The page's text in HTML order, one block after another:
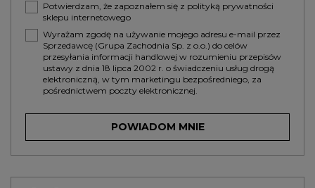
Potwierdzam, że zapoznałem się z polityką prywatności
sklepu internetowego
Wyrażam zgodę na używanie mojego adresu e-mail przez
Sprzedawcę (Grupa Zachodnia Sp. z o.o.) do celów
przesyłania informacji handlowej w rozumieniu przepisów
ustawy z dnia 18 lipca 2002 r. o świadczeniu usług drogą
elektroniczną, w tym marketingu bezpośredniego, za
pośrednictwem poczty elektronicznej.
POWIADOM MNIE